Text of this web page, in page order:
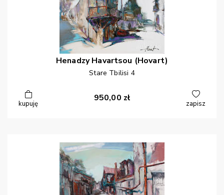
Henadzy Havartsou (Hovart)
Stare Tbilisi 4
kupuję
950,00 zł
zapisz